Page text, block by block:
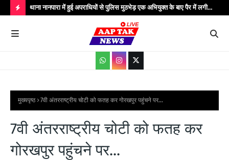
O
S
S
थाना नानपारा में हुई अपराधियों से पुलिस मुठभेड़ एक अभियुक्त के बाए पैर में लगी
गोली बिजली के तार चोरी के गिरोह के कुल पाँच अपराधी गिरफ्तार मौके पर पुलिस
अधीक्षक बहराइच सहित अधिकारीगण मौजूद...
मुख्यपृष्ठ 7वी अंतरराष्ट्रीय चोटी को फतह कर गोरखपुर पहुंचने पर...
7वी अंतरराष्ट्रीय चोटी को फतह कर
गोरखपुर पहुंचने पर...